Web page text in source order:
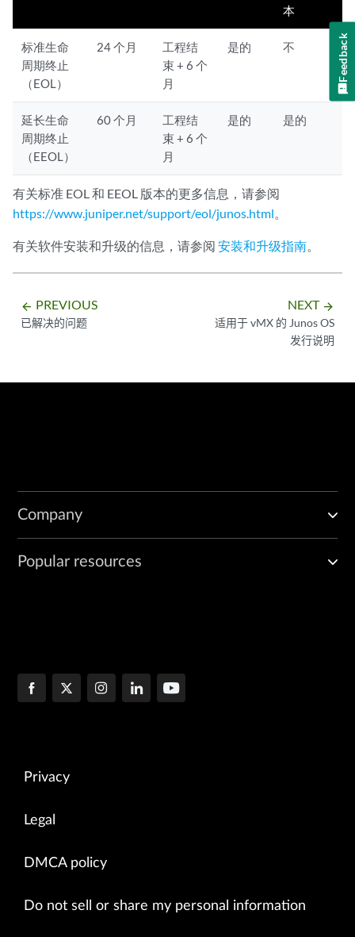
本
标准生命
周期终止
（EOL）
24 个月
工程结
束 + 6 个
月
是的 不
延长生命
周期终止
（EEOL）
60 个月
工程结
束 + 6 个
月
是的 是的
有关标准 EOL 和 EEOL 版本的更多信息，请参阅
https://www.juniper.net/support/eol/junos.html。
有关软件安装和升级的信息，请参阅 安装和升级指南。
arrow_backward PREVIOUS
已解决的问题
NEXT arrow_forward
适用于 vMX 的 Junos OS
发行说明
Company
Popular resources
Privacy
Legal
DMCA policy
Do not sell or share my personal information
Feedback